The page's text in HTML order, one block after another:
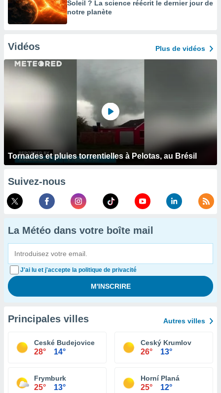
Soleil ? La science réécrit le dernier jour de
notre planète
Vidéos Plus de vidéos
Tornades et pluies torrentielles à Pelotas, au Brésil
Suivez-nous
La Météo dans votre boîte mail
J'ai lu et j'accepte la politique de privacité
Principales villes Autres villes
Ceské Budejovice
28° 14°
Ceský Krumlov
26° 13°
Frymburk
25° 13°
Horní Planá
25° 12°